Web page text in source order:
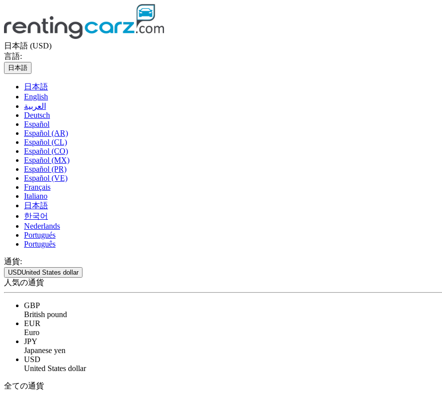
日本語 (USD)
言語:
日本語
日本語
English
العربية
Deutsch
Español
Español (AR)
Español (CL)
Español (CO)
Español (MX)
Español (PR)
Español (VE)
Français
Italiano
日本語
한국어
Nederlands
Portugués
Português
通貨:
USDUnited States dollar
人気の通貨
GBP
British pound
EUR
Euro
JPY
Japanese yen
USD
United States dollar
全ての通貨